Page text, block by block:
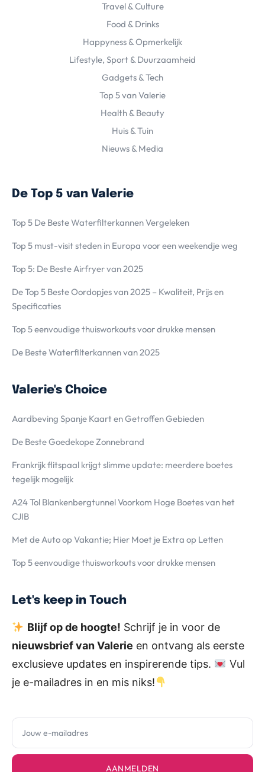
Travel & Culture
Food & Drinks
Happyness & Opmerkelijk
Lifestyle, Sport & Duurzaamheid
Gadgets & Tech
Top 5 van Valerie
Health & Beauty
Huis & Tuin
Nieuws & Media
De Top 5 van Valerie
Top 5 De Beste Waterfilterkannen Vergeleken
Top 5 must-visit steden in Europa voor een weekendje weg
Top 5: De Beste Airfryer van 2025
De Top 5 Beste Oordopjes van 2025 – Kwaliteit, Prijs en
Specificaties
Top 5 eenvoudige thuisworkouts voor drukke mensen
De Beste Waterfilterkannen van 2025
Valerie's Choice
Aardbeving Spanje Kaart en Getroffen Gebieden
De Beste Goedekope Zonnebrand
Frankrijk flitspaal krijgt slimme update: meerdere boetes
tegelijk mogelijk
A24 Tol Blankenbergtunnel Voorkom Hoge Boetes van het
CJIB
Met de Auto op Vakantie; Hier Moet je Extra op Letten
Top 5 eenvoudige thuisworkouts voor drukke mensen
Let's keep in Touch
Blijf op de hoogte! Schrijf je in voor de
nieuwsbrief van Valerie en ontvang als eerste
exclusieve updates en inspirerende tips.
Vul
je e-mailadres in en mis niks!
AANMELDEN